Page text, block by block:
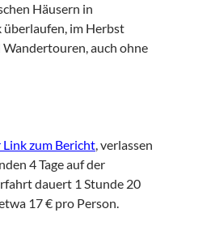
Häusern in
überlaufen, im Herbst
auch ohne
Link zum Bericht, verlassen
4 Tage auf der
dauert 1 Stunde 20
17 € pro Person.